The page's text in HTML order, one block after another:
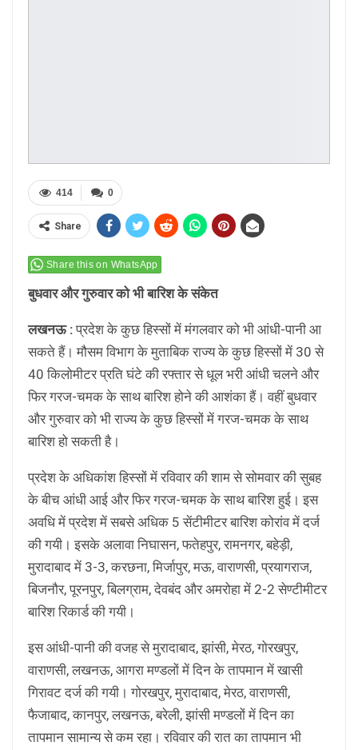
0
414
Share
Share this on WhatsApp
बुधवार और गुरुवार को भी बारिश के संकेत
लखनऊ :प्रदेश के कुछ हिस्सों में मंगलवार को भी आंधी-पानी आ
सकते हैं। मौसम विभाग के मुताबिक राज्य के कुछ हिस्सों में 30 से
40 किलोमीटर प्रति घंटे की रफ्तार से धूल भरी आंधी चलने और
फिर गरज-चमक के साथ बारिश होने की आशंका हैं। वहीं बुधवार
और गुरुवार को भी राज्य के कुछ हिस्सों में गरज-चमक के साथ
बारिश हो सकती है।
प्रदेश के अधिकांश हिस्सों में रविवार की शाम से सोमवार की सुबह
के बीच आंधी आई और फिर गरज-चमक के साथ बारिश हुई। इस
अवधि में प्रदेश में सबसे अधिक 5 सेंटीमीटर बारिश कोरांव में दर्ज
की गयी। इसके अलावा निघासन, फतेहपुर, रामनगर, बहेड़ी,
मुरादाबाद में 3-3, करछना, मिर्जापुर, मऊ, वाराणसी, प्रयागराज,
बिजनौर, पूरनपुर, बिलग्राम, देवबंद और अमरोहा में 2-2 सेण्टीमीटर
बारिश रिकार्ड की गयी।
इस आंधी-पानी की वजह से मुरादाबाद, झांसी, मेरठ, गोरखपुर,
वाराणसी, लखनऊ, आगरा मण्डलों में दिन के तापमान में खासी
गिरावट दर्ज की गयी। गोरखपुर, मुरादाबाद, मेरठ, वाराणसी,
फैजाबाद, कानपुर, लखनऊ, बरेली, झांसी मण्डलों में दिन का
तापमान सामान्य से कम रहा। रविवार की रात का तापमान भी